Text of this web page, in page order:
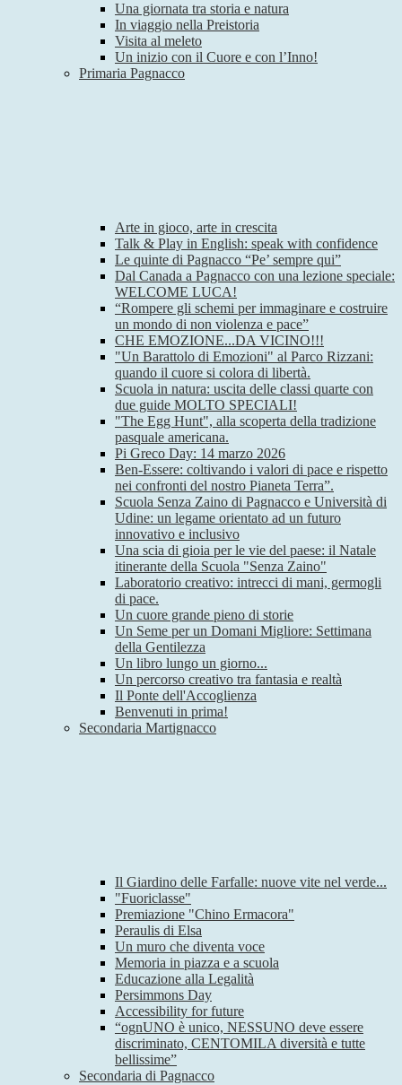
Una giornata tra storia e natura
In viaggio nella Preistoria
Visita al meleto
Un inizio con il Cuore e con l’Inno!
Primaria Pagnacco
Arte in gioco, arte in crescita
Talk & Play in English: speak with confidence
Le quinte di Pagnacco “Pe’ sempre qui”
Dal Canada a Pagnacco con una lezione speciale:
WELCOME LUCA!
“Rompere gli schemi per immaginare e costruire
un mondo di non violenza e pace”
CHE EMOZIONE...DA VICINO!!!
"Un Barattolo di Emozioni" al Parco Rizzani:
quando il cuore si colora di libertà.
Scuola in natura: uscita delle classi quarte con
due guide MOLTO SPECIALI!
"The Egg Hunt", alla scoperta della tradizione
pasquale americana.
Pi Greco Day: 14 marzo 2026
Ben-Essere: coltivando i valori di pace e rispetto
nei confronti del nostro Pianeta Terra”.
Scuola Senza Zaino di Pagnacco e Università di
Udine: un legame orientato ad un futuro
innovativo e inclusivo
Una scia di gioia per le vie del paese: il Natale
itinerante della Scuola "Senza Zaino"
Laboratorio creativo: intrecci di mani, germogli
di pace.
Un cuore grande pieno di storie
Un Seme per un Domani Migliore: Settimana
della Gentilezza
Un libro lungo un giorno...
Un percorso creativo tra fantasia e realtà
Il Ponte dell'Accoglienza
Benvenuti in prima!
Secondaria Martignacco
Il Giardino delle Farfalle: nuove vite nel verde...
"Fuoriclasse"
Premiazione "Chino Ermacora"
Peraulis di Elsa
Un muro che diventa voce
Memoria in piazza e a scuola
Educazione alla Legalità
Persimmons Day
Accessibility for future
“ognUNO è unico, NESSUNO deve essere
discriminato, CENTOMILA diversità e tutte
bellissime”
Secondaria di Pagnacco